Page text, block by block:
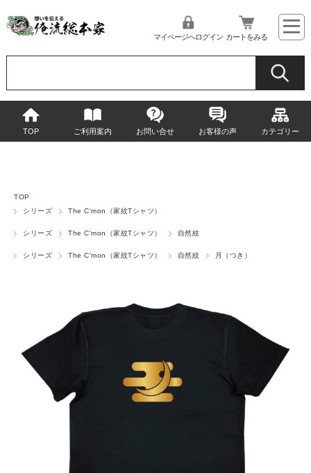
マイページへログイン カートをみる
TOP ご利用案内 お問い合せ お客様の声 カテゴリー
TOP
シリーズ
The C'mon（家紋Tシャツ）
シリーズ The C'mon（家紋Tシャツ） 自然紋
シリーズ The C'mon（家紋Tシャツ） 自然紋 月（つき）